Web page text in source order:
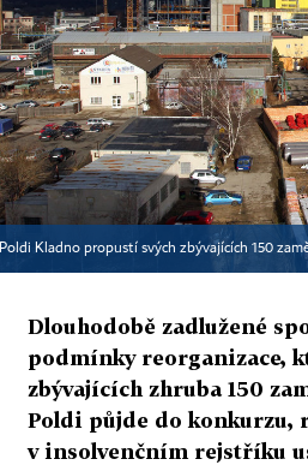
Poldi Kladno propustí svých zbývajících 150
Dlouhodobě zadlužené
podmínky reorganizace,
zbývajících zhruba 150
Poldi půjde do konkurzu,
v insolvenčním rejstříku